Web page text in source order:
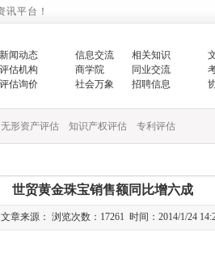
平台！
新闻动态
评估机构
评估询价
信息交流
相关知识
商学院
同业交流
社会万象
招聘信息
无形资产评估 知识产权评估 专利评估
世贸黄金珠宝销售额同比增六成
章来源： 浏览次数：17261 时间：2014/1/24